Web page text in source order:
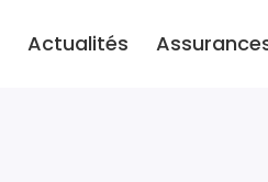
Actualités